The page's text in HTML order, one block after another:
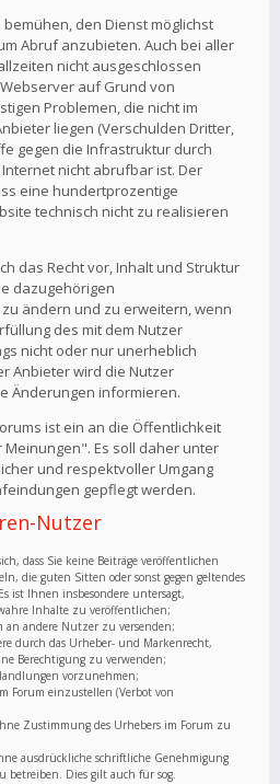
den Dienst möglichst
Abruf anzubieten. Auch bei aller
nicht ausgeschlossen
auf Grund von
Problemen, die nicht im
liegen (Verschulden Dritter,
gegen die Infrastruktur durch
nicht abrufbar ist. Der
eine hundertprozentige
technisch nicht zu realisieren
das Recht vor, Inhalt und Struktur
dazugehörigen
ändern und zu erweitern, wenn
des mit dem Nutzer
nicht oder nur unerheblich
Anbieter wird die Nutzer
Änderungen informieren.
ist ein an die Öffentlichkeit
Es soll daher unter
und respektvoller Umgang
gepflegt werden.
Nutzer
dass Sie keine Beiträge veröffentlichen
die guten Sitten oder sonst gegen geltendes
ist Ihnen insbesondere untersagt,
Inhalte zu veröffentlichen;
an andere Nutzer zu versenden;
durch das Urheber- und Markenrecht,
Berechtigung zu verwenden;
vorzunehmen;
Forum einzustellen (Verbot von
Zustimmung des Urhebers im Forum zu
ausdrückliche schriftliche Genehmigung
betreiben. Dies gilt auch für sog.